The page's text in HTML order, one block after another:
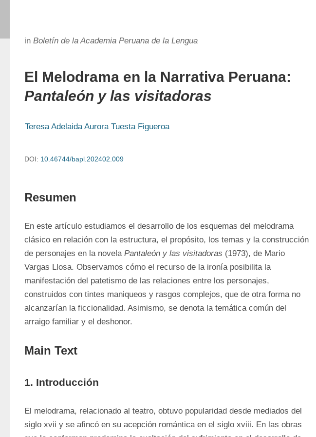
in Boletín de la Academia Peruana de la Lengua
El Melodrama en la Narrativa Peruana:
Pantaleón y las visitadoras
Teresa Adelaida Aurora Tuesta Figueroa
DOI: 10.46744/bapl.202402.009
Resumen
En este artículo estudiamos el desarrollo de los esquemas del melodrama
clásico en relación con la estructura, el propósito, los temas y la construcción
de personajes en la novela Pantaleón y las visitadoras (1973), de Mario
Vargas Llosa. Observamos cómo el recurso de la ironía posibilita la
manifestación del patetismo de las relaciones entre los personajes,
construidos con tintes maniqueos y rasgos complejos, que de otra forma no
alcanzarían la ficcionalidad. Asimismo, se denota la temática común del
arraigo familiar y el deshonor.
Main Text
1. Introducción
El melodrama, relacionado al teatro, obtuvo popularidad desde mediados del
siglo xvii y se afincó en su acepción romántica en el siglo xviii. En las obras